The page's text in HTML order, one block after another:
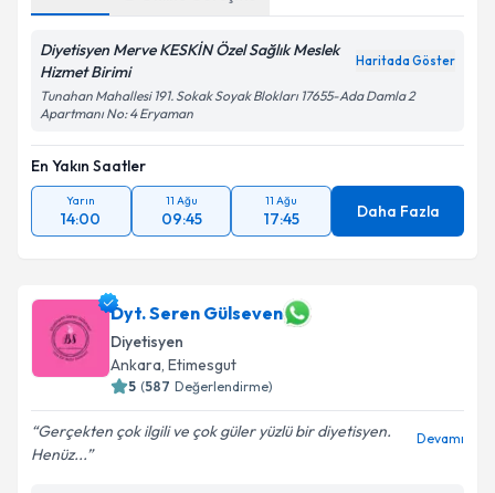
Diyetisyen Merve KESKİN Özel Sağlık Meslek
Hizmet Birimi
Haritada Göster
Tunahan Mahallesi 191. Sokak Soyak Blokları 17655-Ada Damla 2
Apartmanı No: 4 Eryaman
En Yakın Saatler
Yarın
14:00
11 Ağu
09:45
11 Ağu
17:45 Daha Fazla
Dyt. Seren Gülseven
Diyetisyen
Ankara, Etimesgut
5 (587 Değerlendirme)
Gerçekten çok ilgili ve çok güler yüzlü bir diyetisyen.
Henüz...
Devamı